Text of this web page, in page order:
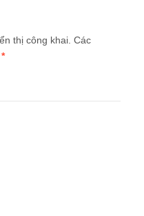
thị công khai. Các
*